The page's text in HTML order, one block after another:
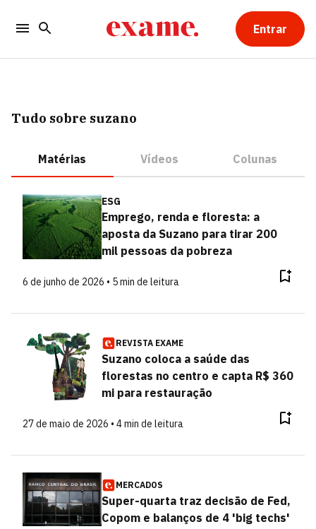
Entrar
Tudo sobre suzano
Matérias Vídeos Colunas
ESG
Emprego, renda e floresta: a
aposta da Suzano para tirar 200
mil pessoas da pobreza
6 de junho de 2026 • 5 min de leitura
REVISTA EXAME
Suzano coloca a saúde das
florestas no centro e capta R$ 360
mi para restauração
27 de maio de 2026 • 4 min de leitura
MERCADOS
Super-quarta traz decisão de Fed,
Copom e balanços de 4 'big techs'